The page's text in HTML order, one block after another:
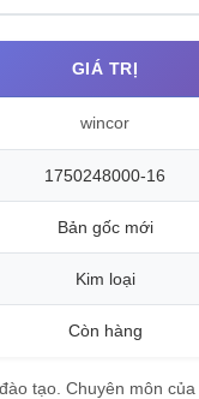
GIÁ TRỊ
wincor
1750248000-16
Bản gốc mới
Kim loại
Còn hàng
tạo. Chuyên môn